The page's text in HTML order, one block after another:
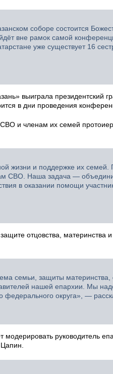
соборе состоится
вне рамок самой
уже существует 16
выиграла президентский
в дни проведения
и членам их семей
жизни и поддержке их семей.
СВО. Наша задача —
в оказании помощи
отцовства, материнства
семьи, защиты материнства,
нашей епархии. Мы
федерального округа», —
руководитель